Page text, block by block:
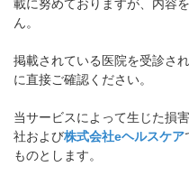
載に努めておりますが、内容
ん。
掲載されている医院を受診さ
に直接ご確認ください。
当サービスによって生じた損
社および株式会社eヘルスケア
ものとします。